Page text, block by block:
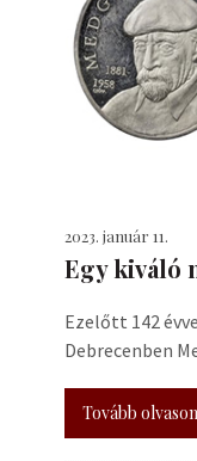
2023. január 11.
Egy kiváló
Ezelőtt 142
Debrecenben
Tovább